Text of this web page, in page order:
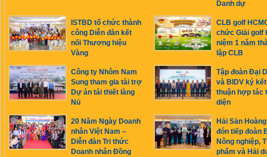
Danh dự
ISTBD tổ chức thành
công Diễn đàn kết
nối Thương hiệu
Vàng
CLB golf
chức Giải golf
niệm 1 năm
lập CLB
Công ty Nhôm Nam
Sung tham gia tài trợ
Dự án tái thiết làng
Nủ
Tập đoàn Đại
và BIDV ký
thuận hợp tác
diện
20 Năm Ngày Doanh
nhân Việt Nam –
Diễn đàn Tri thức
Doanh nhân Đồng
Hải Sản
đón tiếp đoàn
Nông nghiệp,
phẩm và Hải